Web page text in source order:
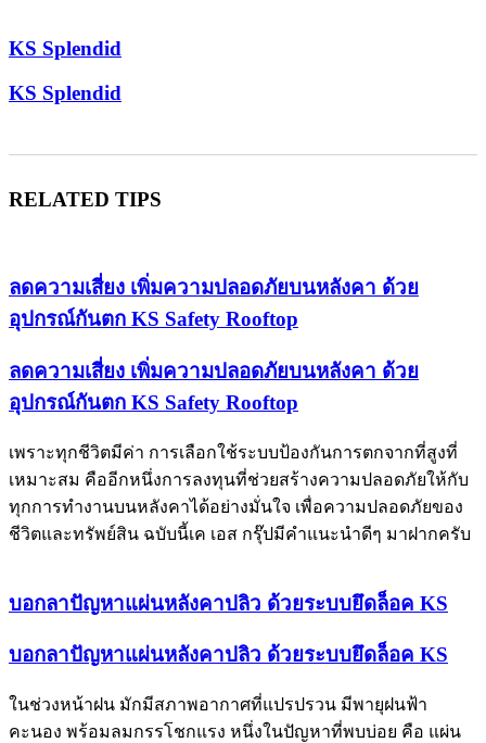
KS Splendid
KS Splendid
RELATED TIPS
ลดความเสี่ยง เพิ่มความปลอดภัยบนหลังคา ด้วย
อุปกรณ์กันตก KS Safety Rooftop
ลดความเสี่ยง เพิ่มความปลอดภัยบนหลังคา ด้วย
อุปกรณ์กันตก KS Safety Rooftop
เพราะทุกชีวิตมีค่า การเลือกใช้ระบบป้องกันการตกจากที่สูงที่
เหมาะสม คืออีกหนึ่งการลงทุนที่ช่วยสร้างความปลอดภัยให้กับ
ทุกการทำงานบนหลังคาได้อย่างมั่นใจ เพื่อความปลอดภัยของ
ชีวิตและทรัพย์สิน ฉบับนี้เค เอส กรุ๊ปมีคำแนะนำดีๆ มาฝากครับ
บอกลาปัญหาแผ่นหลังคาปลิว ด้วยระบบยึดล็อค KS
บอกลาปัญหาแผ่นหลังคาปลิว ด้วยระบบยึดล็อค KS
ในช่วงหน้าฝน มักมีสภาพอากาศที่แปรปรวน มีพายุฝนฟ้า
คะนอง พร้อมลมกรรโชกแรง หนึ่งในปัญหาที่พบบ่อย คือ แผ่น